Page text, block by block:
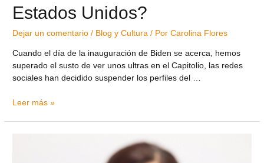
Estados Unidos?
Dejar un comentario / Blog y Cultura / PorCarolina Flores
Cuando el día de la inauguración de Biden se acerca, hemos
superado el susto de ver unos ultras en el Capitolio, las redes
sociales han decidido suspender los perfiles del …
Leer más »